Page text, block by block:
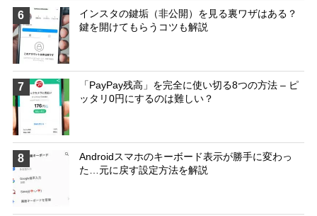
6
インスタの鍵垢（非公開）を見る裏ワザはある？
鍵を開けてもらうコツも解説
7
「PayPay残高」を完全に使い切る8つの方法 – ピ
ッタリ0円にするのは難しい？
8
Androidスマホのキーボード表示が勝手に変わっ
た…元に戻す設定方法を解説